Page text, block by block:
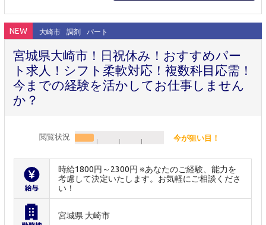
NEW 大崎市 調剤 パート
宮城県大崎市！日祝休み！おすすめパー
ト求人！シフト柔軟対応！複数科目応需！
今までの経験を活かしてお仕事しません
か？
閲覧状況 今が狙い目！
時給1800円～2300円 ※あなたのご経験、能力を
考慮して決定いたします。お気軽にご相談くださ
い！
宮城県 大崎市